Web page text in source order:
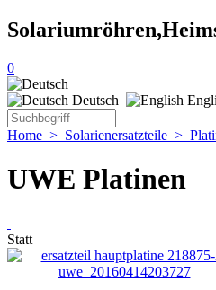
0
Deutsch
Home > Solarienersatzteile >
UWE Platinen
Statt